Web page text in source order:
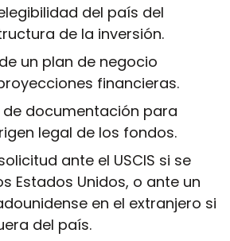
del país del
de la inversión.
un plan de negocio
financieras.
de documentación para
legal de los fondos.
ante el USCIS si se
Estados Unidos, o ante un
en el extranjero si
del país.